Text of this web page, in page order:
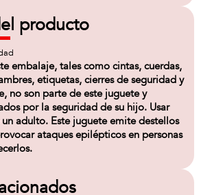
producto
embalaje, tales como cintas, cuerdas,
etiquetas, cierres de seguridad y
no son parte de este juguete y
por la seguridad de su hijo. Usar
adulto. Este juguete emite destellos
ataques epilépticos en personas